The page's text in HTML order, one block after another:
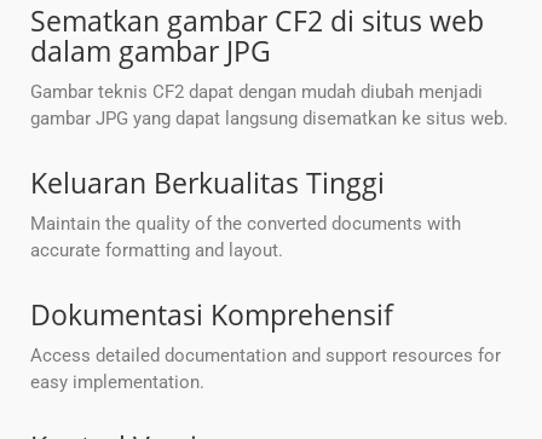
Sematkan gambar CF2 di situs web
dalam gambar JPG
Gambar teknis CF2 dapat dengan mudah diubah menjadi
gambar JPG yang dapat langsung disematkan ke situs web.
Keluaran Berkualitas Tinggi
Maintain the quality of the converted documents with
accurate formatting and layout.
Dokumentasi Komprehensif
Access detailed documentation and support resources for
easy implementation.